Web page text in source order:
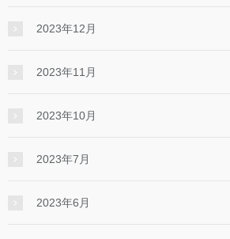
2023年12月
2023年11月
2023年10月
2023年7月
2023年6月